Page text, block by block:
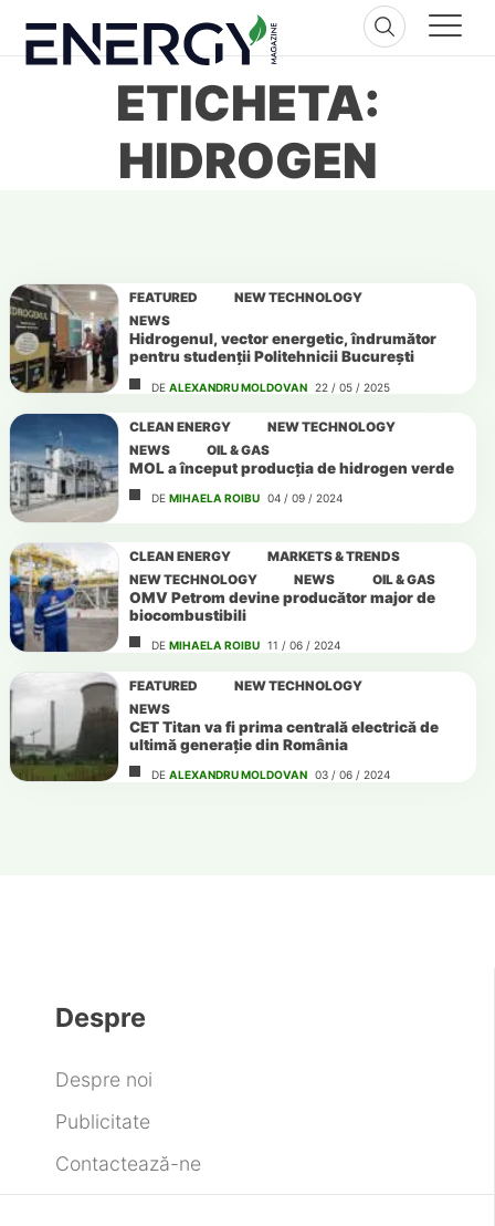
content
ETICHETA:
HIDROGEN
FEATURED
NEW TECHNOLOGY
NEWS
Hidrogenul, vector energetic, îndrumător
pentru studenții Politehnicii București
DE ALEXANDRU MOLDOVAN 22 / 05 / 2025
CLEAN ENERGY
NEW TECHNOLOGY
NEWS
OIL & GAS
MOL a început producția de hidrogen verde
DE MIHAELA ROIBU 04 / 09 / 2024
CLEAN ENERGY
MARKETS & TRENDS
NEW TECHNOLOGY
NEWS OIL & GAS
OMV Petrom devine producător major de
biocombustibili
DE MIHAELA ROIBU 11 / 06 / 2024
FEATURED
NEW TECHNOLOGY
NEWS
CET Titan va fi prima centrală electrică de
ultimă generație din România
DE ALEXANDRU MOLDOVAN 03 / 06 / 2024
Despre
Despre noi
Publicitate
Contactează-ne